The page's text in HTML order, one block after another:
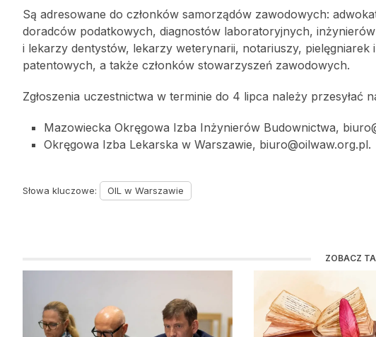
Są adresowane do członków samorządów zawodowych:
doradców podatkowych, diagnostów laboratoryjnych,
i lekarzy dentystów, lekarzy weterynarii, notariuszy,
patentowych, a także członków stowarzyszeń zawodowych.
Zgłoszenia uczestnictwa w terminie do 4 lipca należy przesyłać
Mazowiecka Okręgowa Izba Inżynierów Budownictwa,
Okręgowa Izba Lekarska w Warszawie, biuro@oilwaw.org.pl.
Słowa kluczowe: OIL w Warszawie
ZOBACZ